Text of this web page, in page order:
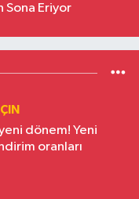
Sona Eriyor
dönem! Yeni
oranları